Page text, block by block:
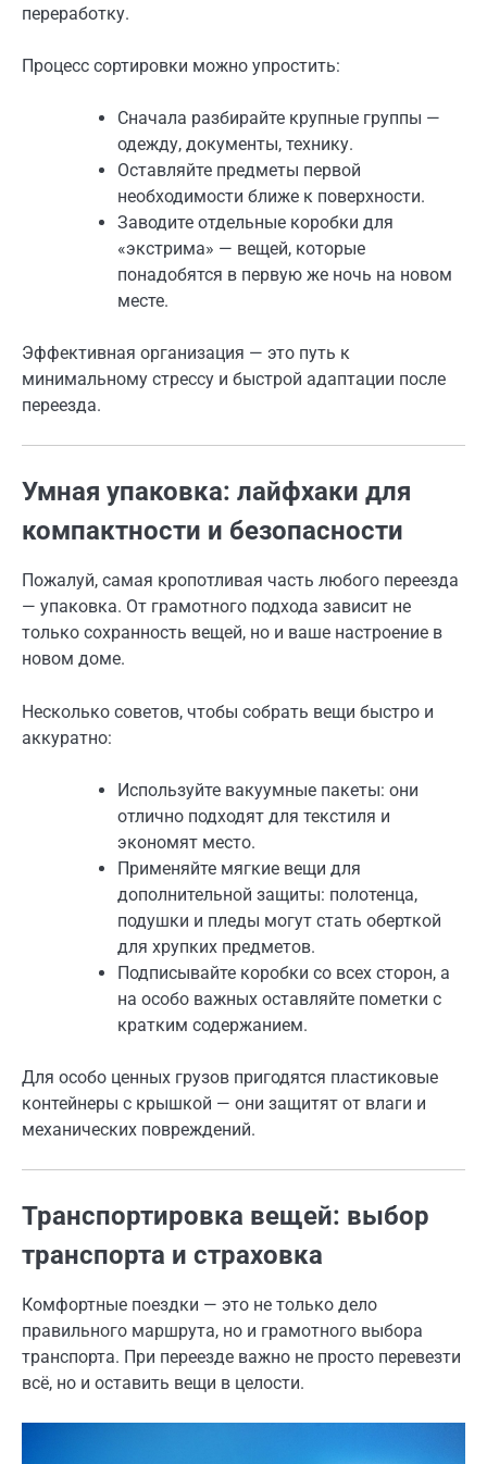
переработку.
Процесс сортировки можно упростить:
Сначала разбирайте крупные группы —
одежду, документы, технику.
Оставляйте предметы первой
необходимости ближе к поверхности.
Заводите отдельные коробки для
«экстрима» — вещей, которые
понадобятся в первую же ночь на новом
месте.
Эффективная организация — это путь к
минимальному стрессу и быстрой адаптации после
переезда.
Умная упаковка: лайфхаки для
компактности и безопасности
Пожалуй, самая кропотливая часть любого переезда
— упаковка. От грамотного подхода зависит не
только сохранность вещей, но и ваше настроение в
новом доме.
Несколько советов, чтобы собрать вещи быстро и
аккуратно:
Используйте вакуумные пакеты: они
отлично подходят для текстиля и
экономят место.
Применяйте мягкие вещи для
дополнительной защиты: полотенца,
подушки и пледы могут стать оберткой
для хрупких предметов.
Подписывайте коробки со всех сторон, а
на особо важных оставляйте пометки с
кратким содержанием.
Для особо ценных грузов пригодятся пластиковые
контейнеры с крышкой — они защитят от влаги и
механических повреждений.
Транспортировка вещей: выбор
транспорта и страховка
Комфортные поездки — это не только дело
правильного маршрута, но и грамотного выбора
транспорта. При переезде важно не просто перевезти
всё, но и оставить вещи в целости.